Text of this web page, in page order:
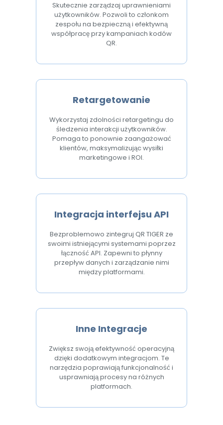
Skutecznie zarządzaj uprawnieniami
użytkowników. Pozwoli to członkom
zespołu na bezpieczną i efektywną
współpracę przy kampaniach kodów
QR.
Retargetowanie
Wykorzystaj zdolności retargetingu do
śledzenia interakcji użytkowników.
Pomaga to ponownie zaangażować
klientów, maksymalizując wysiłki
marketingowe i ROI.
Integracja interfejsu API
Bezproblemowo zintegruj QR TIGER ze
swoimi istniejącymi systemami poprzez
łączność API. Zapewni to płynny
przepływ danych i zarządzanie nimi
między platformami.
Inne Integracje
Zwiększ swoją efektywność operacyjną
dzięki dodatkowym integracjom. Te
narzędzia poprawiają funkcjonalność i
usprawniają procesy na różnych
platformach.